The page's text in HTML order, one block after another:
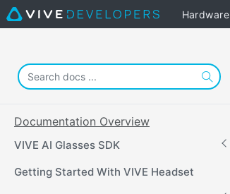
Hardware
Documentation Overview
VIVE AI Glasses SDK
Getting Started With VIVE Headset